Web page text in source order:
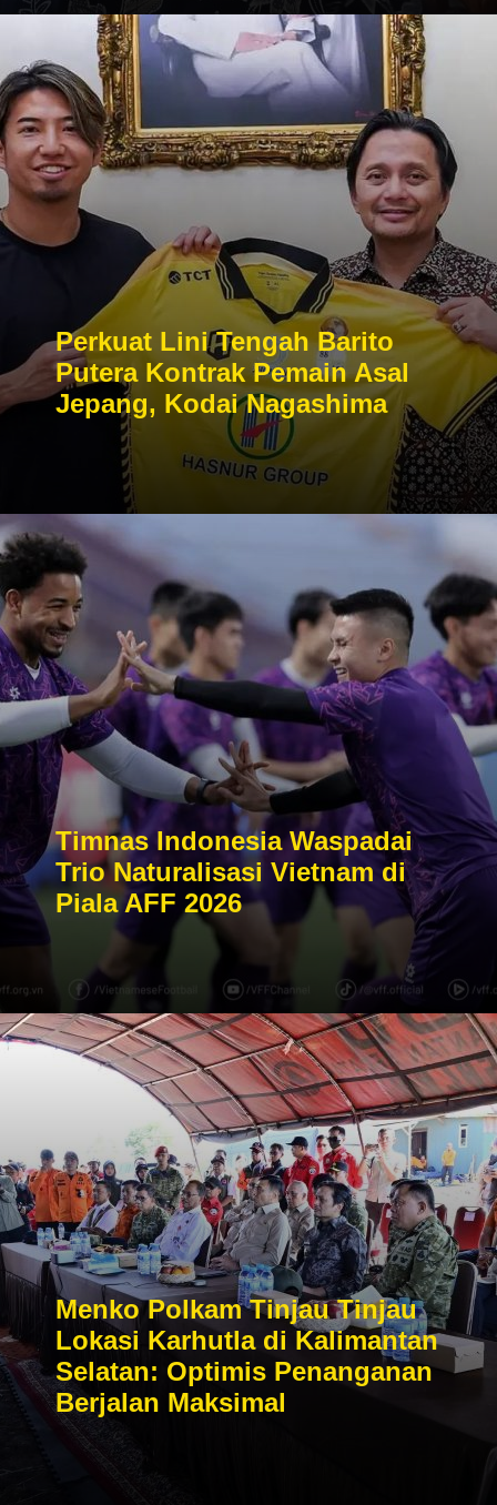
Perkuat Lini Tengah Barito
Putera Kontrak Pemain Asal
Jepang, Kodai Nagashima
Timnas Indonesia Waspadai
Trio Naturalisasi Vietnam di
Piala AFF 2026
Menko Polkam Tinjau Tinjau
Lokasi Karhutla di Kalimantan
Selatan: Optimis Penanganan
Berjalan Maksimal